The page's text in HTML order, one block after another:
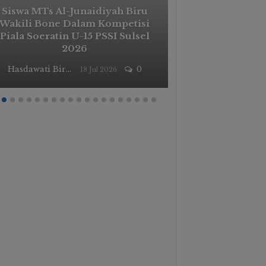
Siswa MTs Al-Junaidiyah Biru
Wakili Bone Dalam Kompetisi
Piala Soeratin U-15 PSSI Sulsel
2026
Hasdawati Biru 18 Jul 2026 0